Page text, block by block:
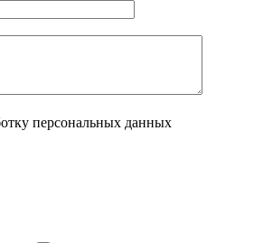
персональных данных